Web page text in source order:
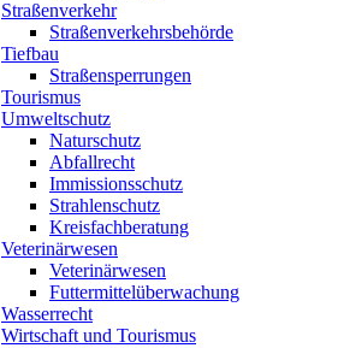
Straßenverkehr
Straßenverkehrsbehörde
Tiefbau
Straßensperrungen
Tourismus
Umweltschutz
Naturschutz
Abfallrecht
Immissionsschutz
Strahlenschutz
Kreisfachberatung
Veterinärwesen
Veterinärwesen
Futtermittelüberwachung
Wasserrecht
Wirtschaft und Tourismus